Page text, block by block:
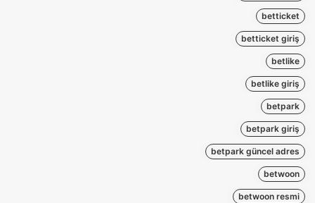
betticket
betticket giriş
betlike
betlike giriş
betpark
betpark giriş
betpark güncel adres
betwoon
betwoon resmi